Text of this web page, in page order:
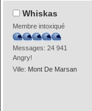
Whiskas
Membre intoxiqué
Messages: 24 941
Angry!
Ville: Mont De Marsan